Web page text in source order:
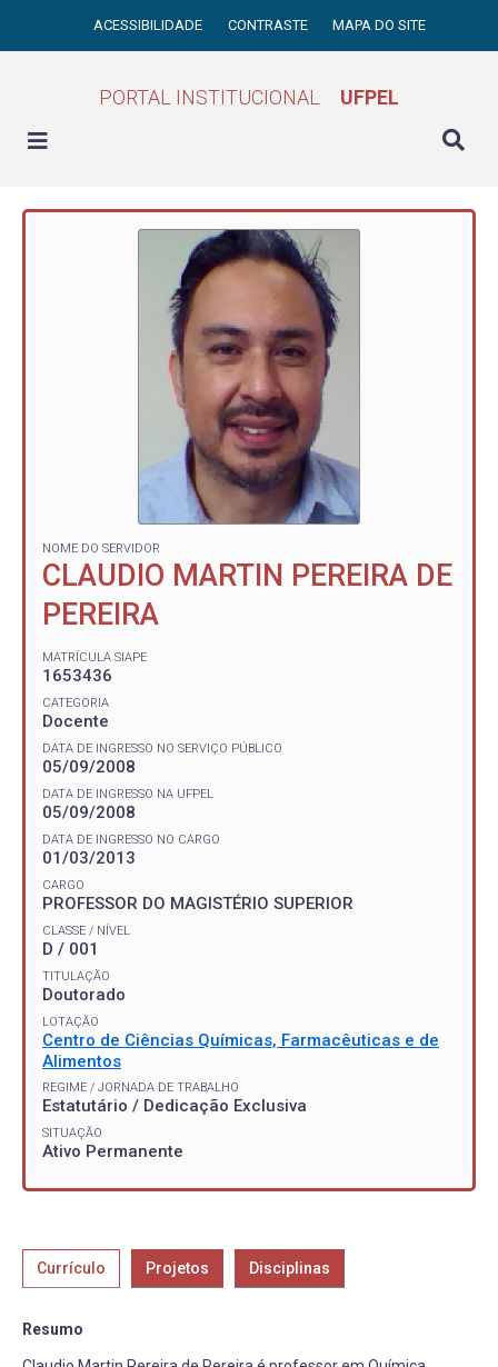
ACESSIBILIDADE CONTRASTE MAPA DO SITE
PORTAL INSTITUCIONAL UFPEL
NOME DO SERVIDOR
CLAUDIO MARTIN PEREIRA DE
PEREIRA
MATRÍCULA SIAPE
1653436
CATEGORIA
Docente
DATA DE INGRESSO NO SERVIÇO PÚBLICO
05/09/2008
DATA DE INGRESSO NA UFPEL
05/09/2008
DATA DE INGRESSO NO CARGO
01/03/2013
CARGO
PROFESSOR DO MAGISTÉRIO SUPERIOR
CLASSE / NÍVEL
D / 001
TITULAÇÃO
Doutorado
LOTAÇÃO
Centro de Ciências Químicas, Farmacêuticas e de
Alimentos
REGIME / JORNADA DE TRABALHO
Estatutário / Dedicação Exclusiva
SITUAÇÃO
Ativo Permanente
Currículo Projetos Disciplinas
Resumo